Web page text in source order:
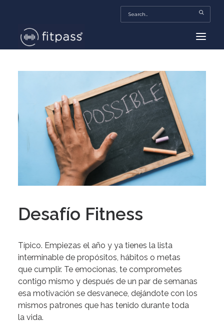
HOME
BEAUTY
FITPASS TV
TRENDS
MORE…
Desafío Fitness
Típico. Empiezas el año y ya tienes la lista
interminable de propósitos, hábitos o metas
que cumplir. Te emocionas, te comprometes
contigo mismo y después de un par de semanas
esa motivación se desvanece, dejándote con los
mismos patrones que has tenido durante toda
la vida.